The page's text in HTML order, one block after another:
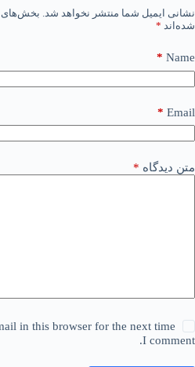
نشانی ایمیل شما منتشر نخواهد شد. بخش‌های
شده‌اند *
Name
*
Email
*
متن دیدگاه *
in this browser for the next time
I comment.